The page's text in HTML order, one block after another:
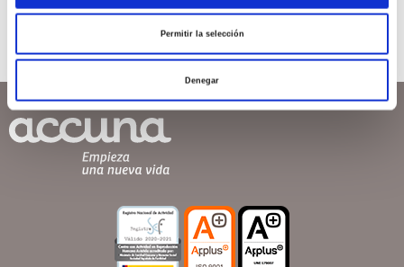
Permitir la selección
Denegar